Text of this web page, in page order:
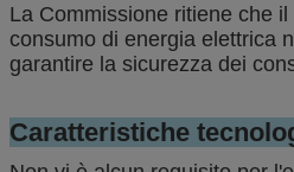
La Commissione ritiene che
consumo di energia elettrica
garantire la sicurezza dei
Caratteristiche